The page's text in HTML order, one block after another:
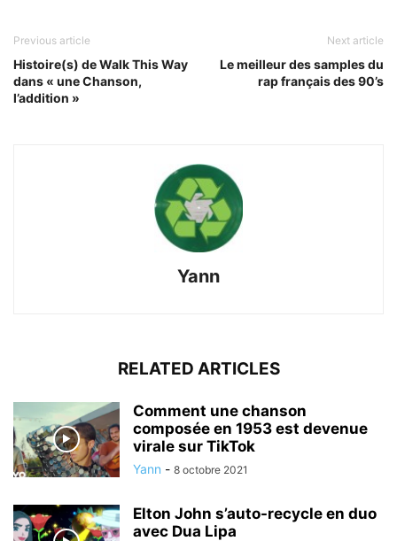
Previous article
Histoire(s) de Walk This Way
dans « une Chanson,
l’addition »
Next article
Le meilleur des samples du
rap français des 90’s
Yann
RELATED ARTICLES
Comment une chanson
composée en 1953 est devenue
virale sur TikTok
Yann - 8 octobre 2021
Elton John s’auto-recycle en duo
avec Dua Lipa